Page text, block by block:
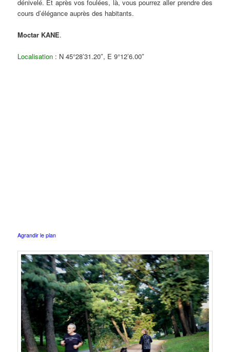
dénivelé. Et après vos foulées, là, vous pourrez aller prendre des
cours d’élégance auprès des habitants.
Moctar KANE.
Localisation : N 45°28’31.20″, E 9°12’6.00″
Agrandir le plan